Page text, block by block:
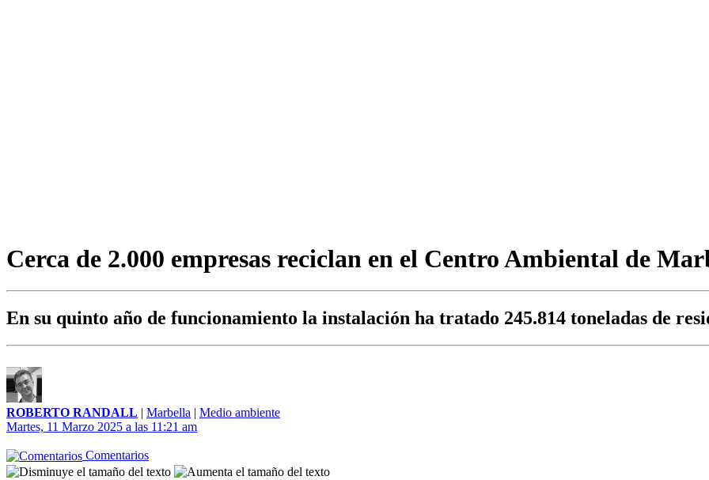
Cerca de 2.000 empresas reciclan en el Centro Ambiental de
En su quinto año de funcionamiento la instalación ha tratado 245.814 toneladas de
ROBERTO RANDALL | Marbella | Medio ambiente
Martes, 11 Marzo 2025 a las 11:21 am
Comentarios